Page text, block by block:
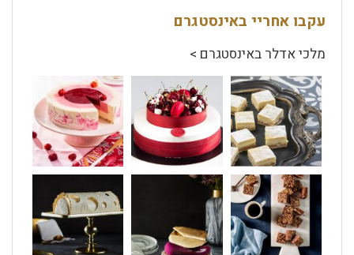
עקבו אחריי באינסטגרם
מלכי אדלר באינסטגרם >